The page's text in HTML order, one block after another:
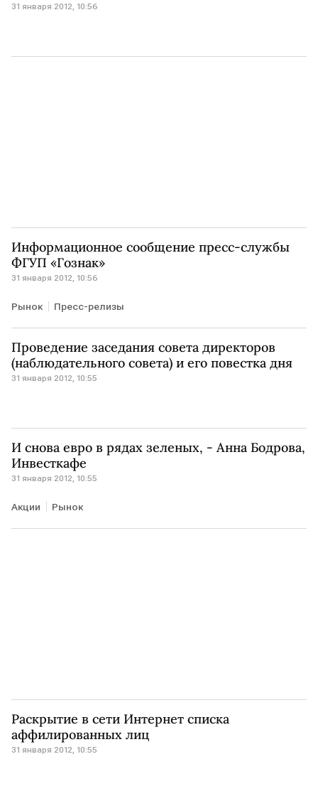
31 января 2012, 10:56
Информационное сообщение пресс-службы
ФГУП «Гознак»
31 января 2012, 10:56
Рынок Пресс-релизы
Проведение заседания совета директоров
(наблюдательного совета) и его повестка дня
31 января 2012, 10:55
И снова евро в рядах зеленых, - Анна Бодрова,
Инвесткафе
31 января 2012, 10:55
Акции Рынок
Раскрытие в сети Интернет списка
аффилированных лиц
31 января 2012, 10:55